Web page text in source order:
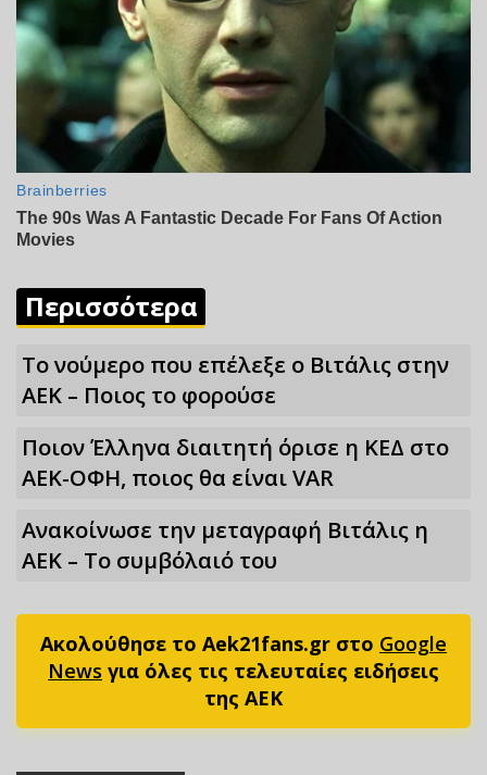
Περισσότερα
Το νούμερο που επέλεξε ο Βιτάλις στην
ΑΕΚ – Ποιος το φορούσε
Ποιον Έλληνα διαιτητή όρισε η ΚΕΔ στο
ΑΕΚ-ΟΦΗ, ποιος θα είναι VAR
Ανακοίνωσε την μεταγραφή Βιτάλις η
ΑΕΚ – Το συμβόλαιό του
Ακολούθησε το Aek21fans.gr στο Google
News για όλες τις τελευταίες ειδήσεις
της ΑΕΚ